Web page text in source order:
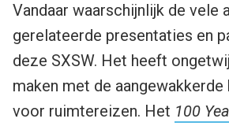
Vandaar waarschijnlijk de vele
gerelateerde presentaties en
deze SXSW. Het heeft
maken met de
voor ruimtereizen. Het 100